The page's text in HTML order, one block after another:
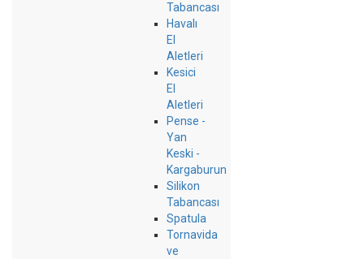
Tabancası
Havalı
El
Aletleri
Kesici
El
Aletleri
Pense -
Yan
Keski -
Kargaburun
Silikon
Tabancası
Spatula
Tornavida
ve